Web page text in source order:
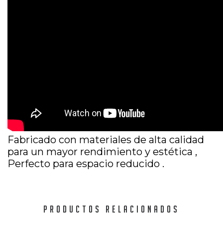
Fabricado con materiales de alta calidad
para un mayor rendimiento y estética ,
Perfecto para espacio reducido .
PRODUCTOS RELACIONADOS